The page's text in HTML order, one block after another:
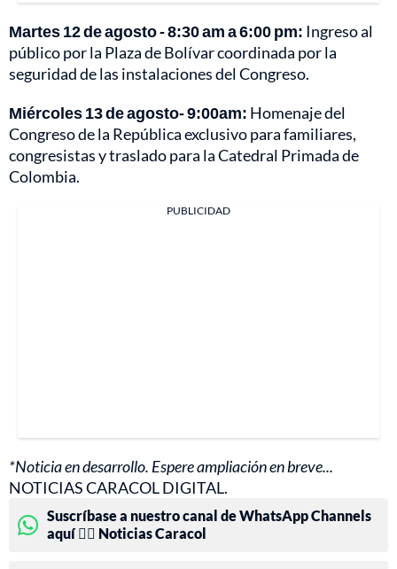
Martes 12 de agosto - 8:30 am a 6:00 pm: Ingreso al
público por la Plaza de Bolívar coordinada por la
seguridad de las instalaciones del Congreso.
Miércoles 13 de agosto- 9:00am: Homenaje del
Congreso de la República exclusivo para familiares,
congresistas y traslado para la Catedral Primada de
Colombia.
PUBLICIDAD
*Noticia en desarrollo. Espere ampliación en breve...
NOTICIAS CARACOL DIGITAL.
Suscríbase a nuestro canal de WhatsApp Channels
aquí 👉🏻 Noticias Caracol